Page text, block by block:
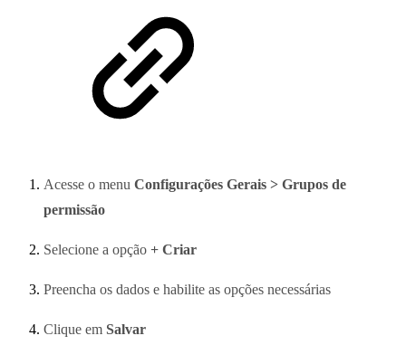
Acesse o menu Configurações Gerais > Grupos de
permissão
Selecione a opção + Criar
Preencha os dados e habilite as opções necessárias
Clique em Salvar